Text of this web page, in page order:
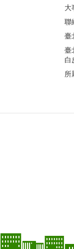
大
聯
臺
臺
白
所